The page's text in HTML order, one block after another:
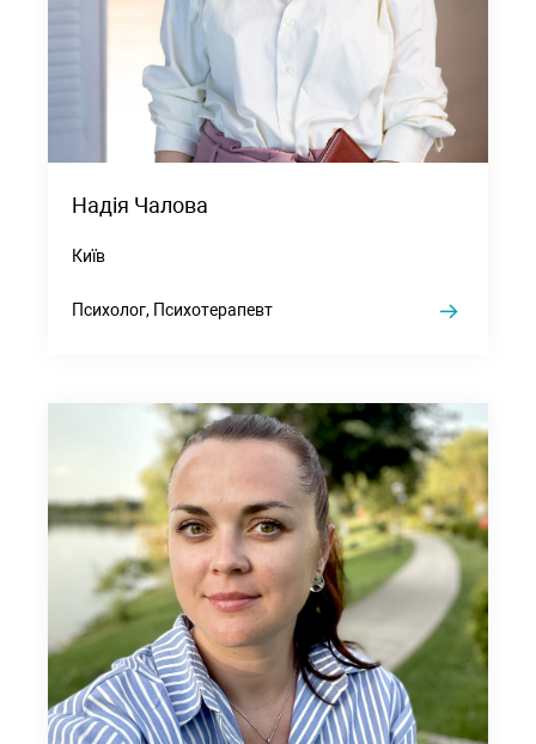
Надія Чалова
Київ
Психолог, Психотерапевт